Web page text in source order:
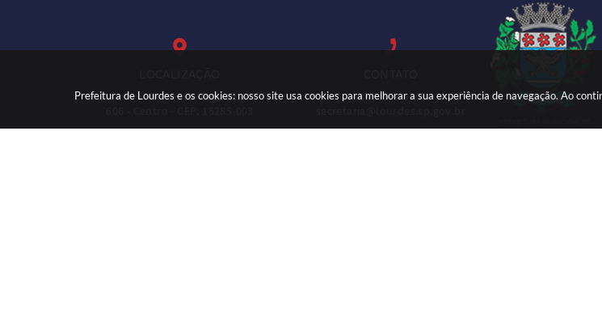
Prefeitura de Lourdes e os cookies: nosso site usa cookies para melhorar a sua experiência de navegação. Ao
Rua: José Marques Nogueira, nº
(18) 3699-9000